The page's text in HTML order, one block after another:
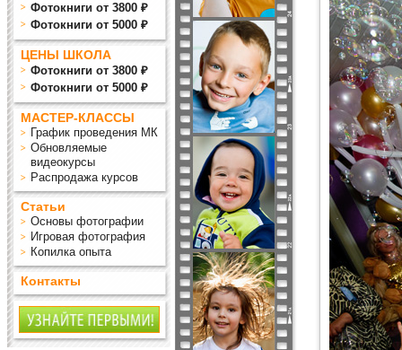
Фотокниги от 3800 ₽
Фотокниги от 5000 ₽
ЦЕНЫ ШКОЛА
Фотокниги от 3800 ₽
Фотокниги от 5000 ₽
МАСТЕР-КЛАССЫ
График проведения МК
Обновляемые
видеокурсы
Распродажа курсов
Статьи
Основы фотографии
Игровая фотография
Копилка опыта
Контакты